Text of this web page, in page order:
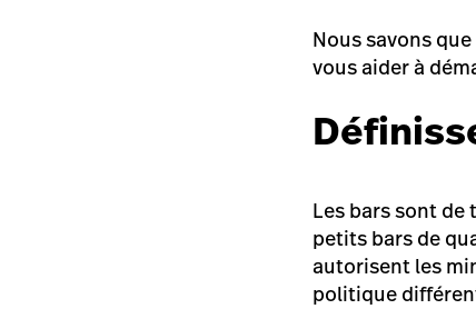
Nous savons
vous aider à
Les bars sont
petits bars de
autorisent les
politique